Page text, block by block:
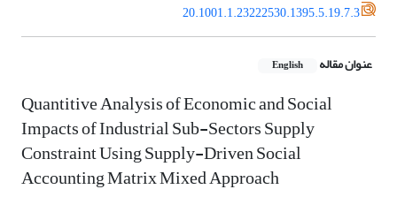
20.1001.1.23222530.1395.5.19.7.3
عنوان مقاله English
Quantitive Analysis of Economic and Social
Impacts of Industrial Sub-Sectors Supply
Constraint Using Supply-Driven Social
Accounting Matrix Mixed Approach